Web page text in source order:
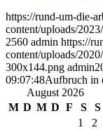
https://rund-um-die-
content/uploads/
2560 admin https://
content/uploads/
300x144.png admin
09:07:48Aufbruch in
August 2026
M D M D F S
S
1
2